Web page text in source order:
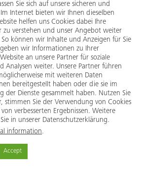
bei der Herstellung von Wänden
StarTec
verfügt über symmetrische
Sie sich auf unsere sicheren und
Internet bieten wir Ihnen dieselben
helfen uns Cookies dabei Ihre
zu verstehen und unser Angebot weiter
können wir Inhalte und Anzeigen für Sie
wir Informationen zu Ihrer
an unsere Partner für soziale
Analysen weiter. Unsere Partner führen
mit weiteren Daten
bereitgestellt haben oder die sie im
der Dienste gesammelt haben. Nutzen Sie
stimmen Sie der Verwendung von Cookies
verbesserten Ergebnissen. Weitere
in unserer Datenschutzerklärung.
information.
Accept